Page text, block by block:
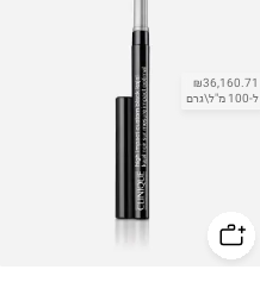
₪36,160.71
ל-100 מ"ל\גרם